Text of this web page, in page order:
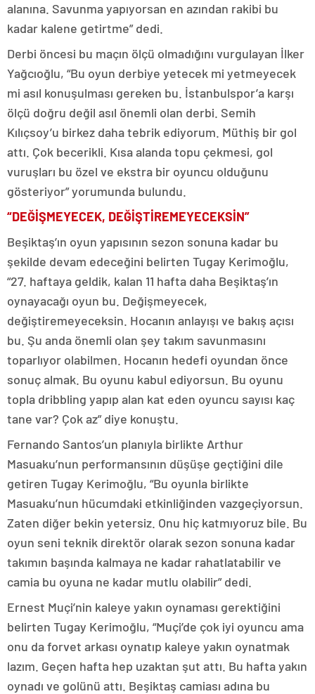
alanına. Savunma yapıyorsan en azından rakibi bu
kadar kalene getirtme” dedi.
Derbi öncesi bu maçın ölçü olmadığını vurgulayan İlker
Yağcıoğlu, “Bu oyun derbiye yetecek mi yetmeyecek
mi asıl konuşulması gereken bu. İstanbulspor’a karşı
ölçü doğru değil asıl önemli olan derbi. Semih
Kılıçsoy’u birkez daha tebrik ediyorum. Müthiş bir gol
attı. Çok becerikli. Kısa alanda topu çekmesi, gol
vuruşları bu özel ve ekstra bir oyuncu olduğunu
gösteriyor” yorumunda bulundu.
“DEĞİŞMEYECEK, DEĞİŞTİREMEYECEKSİN”
Beşiktaş’ın oyun yapısının sezon sonuna kadar bu
şekilde devam edeceğini belirten Tugay Kerimoğlu,
“27. haftaya geldik, kalan 11 hafta daha Beşiktaş’ın
oynayacağı oyun bu. Değişmeyecek,
değiştiremeyeceksin. Hocanın anlayışı ve bakış açısı
bu. Şu anda önemli olan şey takım savunmasını
toparlıyor olabilmen. Hocanın hedefi oyundan önce
sonuç almak. Bu oyunu kabul ediyorsun. Bu oyunu
topla dribbling yapıp alan kat eden oyuncu sayısı kaç
tane var? Çok az” diye konuştu.
Fernando Santos’un planıyla birlikte Arthur
Masuaku’nun performansının düşüşe geçtiğini dile
getiren Tugay Kerimoğlu, “Bu oyunla birlikte
Masuaku’nun hücumdaki etkinliğinden vazgeçiyorsun.
Zaten diğer bekin yetersiz. Onu hiç katmıyoruz bile. Bu
oyun seni teknik direktör olarak sezon sonuna kadar
takımın başında kalmaya ne kadar rahatlatabilir ve
camia bu oyuna ne kadar mutlu olabilir” dedi.
Ernest Muçi’nin kaleye yakın oynaması gerektiğini
belirten Tugay Kerimoğlu, “Muçi’de çok iyi oyuncu ama
onu da forvet arkası oynatıp kaleye yakın oynatmak
lazım. Geçen hafta hep uzaktan şut attı. Bu hafta yakın
oynadı ve golünü attı. Beşiktaş camiası adına bu